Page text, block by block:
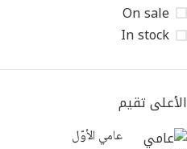
On sale
In stock
الأعلى تقيم
عامي الأوّل